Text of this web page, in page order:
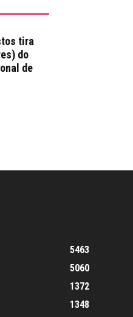
tira
do
de
5463
5060
1372
1348